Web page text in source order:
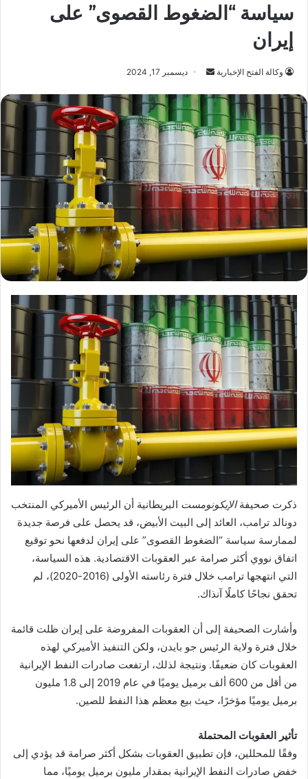
سياسة “الضغوط القصوى” على
إيران
وكالة الفتح الإخبارية
أرسل
إلكترونيا
ديسمبر 17, 2024
ذكرت صحيفةالإيكونومست البريطانية أن الرئيس الأميركي المنتخب
دونالد ترامب، العائد إلى البيت الأبيض، قد يحصل على فرصة جديدة
لممارسة سياسة “الضغوط القصوى” على إيران لدفعها نحو توقيع
اتفاق نووي أكثر صرامة عبر العقوبات الاقتصادية. هذه السياسة،
التي انتهجها ترامب خلال فترة رئاسته الأولى (2016-2020)، لم
تحقق نجاحًا كاملًا آنذاك.
وأشارت الصحيفة إلى أن العقوبات المفروضة على إيران ظلت قائمة
خلال فترة ولاية الرئيس جو بايدن، ولكن التنفيذ الأميركي لهذه
العقوبات كان ضعيفًا. ونتيجة لذلك، ارتفعت صادرات النفط الإيرانية
من أقل من 600 ألف برميل يوميًا في عام 2019 إلى 1.8 مليون
برميل يوميًا مؤخرًا، حيث بيع معظم هذا النفط للصين.
تأثير العقوبات المحتملة
وفقًا للمحللين، فإن تطبيق العقوبات بشكل أكثر صرامة قد يؤدي إلى
خفض صادرات النفط الإيرانية بمقدار مليون برميل يوميًا، مما